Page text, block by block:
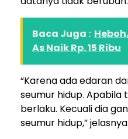
Baca Juga :
As Naik Rp. 15 Ribu
“Karena ada edaran
seumur hidup.
berlaku. Kecuali dia
seumur hidup,” jelasnya.